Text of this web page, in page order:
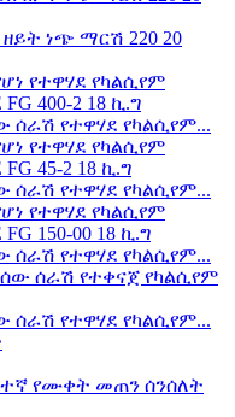
ነጭ ማርሽ 220 20
የተዋሃደ የካልሲየም...
የተዋሃደ የካልሲየም...
የተዋሃደ የካልሲየም...
የተዋሃደ የካልሲየም...